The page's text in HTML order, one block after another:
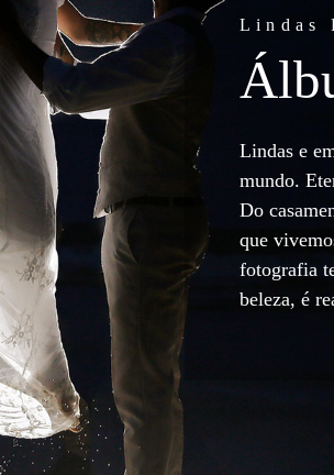
Lindas
Lindas e
mundo.
Do
que
fotografia
beleza, é